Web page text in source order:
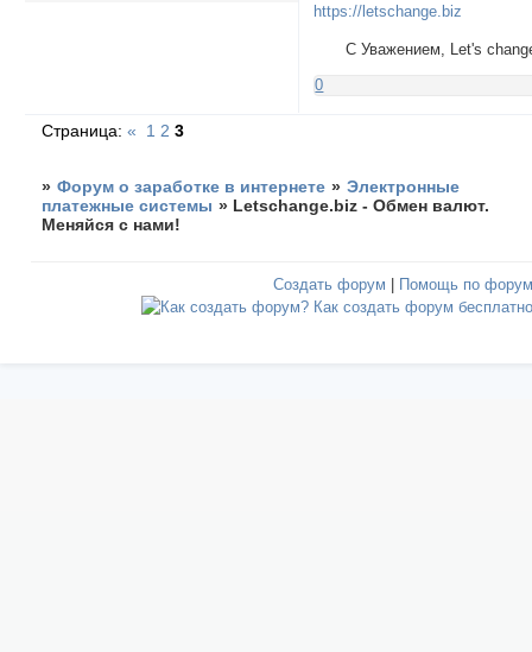
https://letschange.biz
С Уважением, Let's
0
Страница:« 1 2 3
» Форум о заработке в интернете » Электронные
платежные системы » Letschange.biz - Обмен валют.
Меняйся с нами!
Создать форум Помощь по